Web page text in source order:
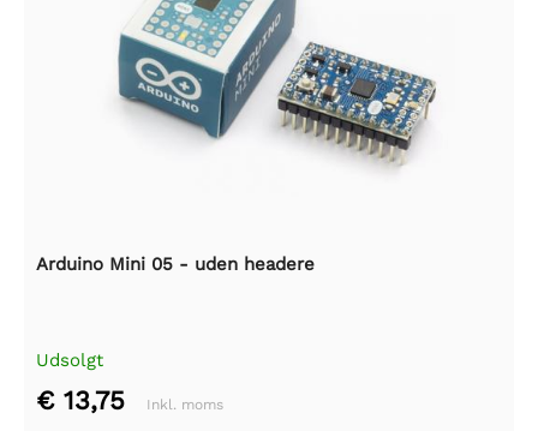
Arduino Mini 05 - uden headere
Udsolgt
€ 13,75 Inkl. moms